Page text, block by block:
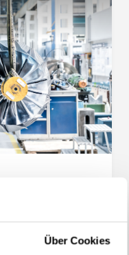
Über Cookies